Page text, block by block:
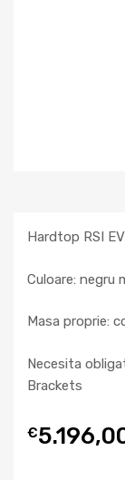
Hardtop RSI
Culoare: negru
Masa proprie:
Necesita
Brackets
€